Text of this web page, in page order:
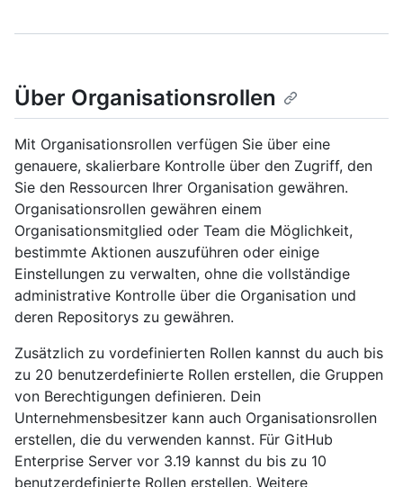
Über Organisationsrollen
Mit Organisationsrollen verfügen Sie über eine
genauere, skalierbare Kontrolle über den Zugriff, den
Sie den Ressourcen Ihrer Organisation gewähren.
Organisationsrollen gewähren einem
Organisationsmitglied oder Team die Möglichkeit,
bestimmte Aktionen auszuführen oder einige
Einstellungen zu verwalten, ohne die vollständige
administrative Kontrolle über die Organisation und
deren Repositorys zu gewähren.
Zusätzlich zu vordefinierten Rollen kannst du auch bis
zu 20 benutzerdefinierte Rollen erstellen, die Gruppen
von Berechtigungen definieren. Dein
Unternehmensbesitzer kann auch Organisationsrollen
erstellen, die du verwenden kannst. Für GitHub
Enterprise Server vor 3.19 kannst du bis zu 10
benutzerdefinierte Rollen erstellen. Weitere